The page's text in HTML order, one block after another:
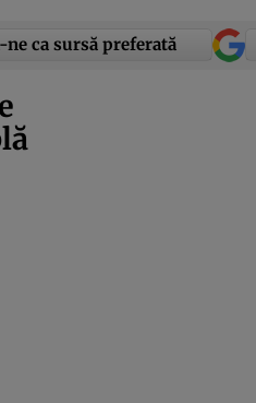
ne ca sursă preferată